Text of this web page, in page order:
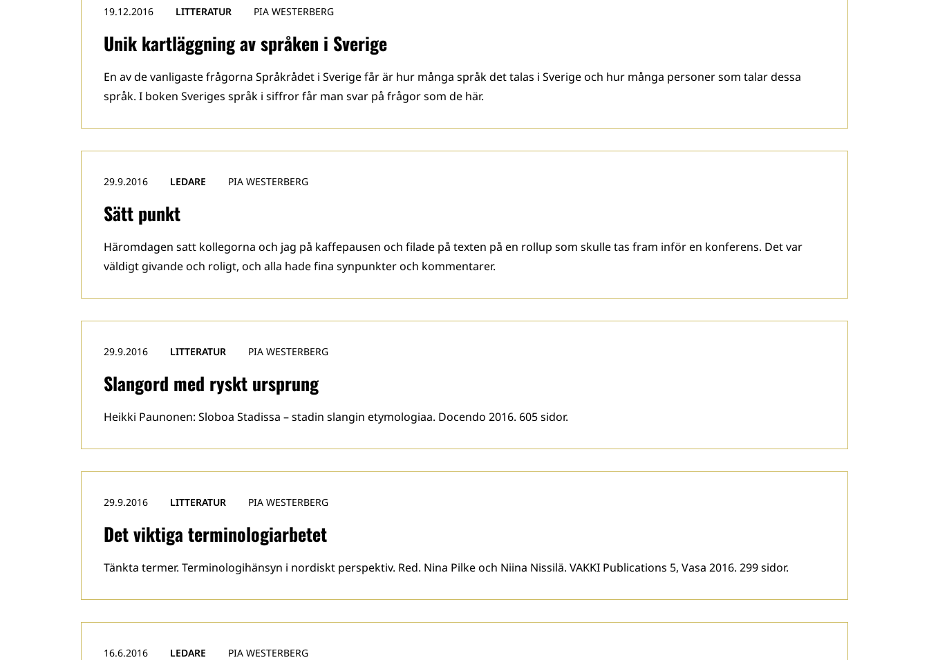
Unik kartläggning av språken i Sverige
19.12.2016 LITTERATUR PIA WESTERBERG
En av de vanligaste frågorna Språkrådet i Sverige får är hur många språk det talas i Sverige och hur många personer som talar dessa
språk. I boken Sveriges språk i siffror får man svar på frågor som de här.
Sätt punkt
29.9.2016 LEDARE PIA WESTERBERG
Häromdagen satt kollegorna och jag på kaffepausen och filade på texten på en rollup som skulle tas fram inför en konferens. Det var
väldigt givande och roligt, och alla hade fina synpunkter och kommentarer.
Slangord med ryskt ursprung
29.9.2016 LITTERATUR PIA WESTERBERG
Heikki Paunonen: Sloboa Stadissa – stadin slangin etymologiaa. Docendo 2016. 605 sidor.
Det viktiga terminologiarbetet
29.9.2016 LITTERATUR PIA WESTERBERG
Tänkta termer. Terminologihänsyn i nordiskt perspektiv. Red. Nina Pilke och Niina Nissilä. VAKKI Publications 5, Vasa 2016. 299 sidor.
16.6.2016 LEDARE PIA WESTERBERG